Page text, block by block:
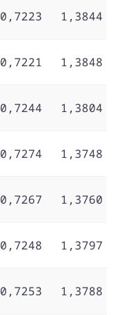
0,7223 1,3844
0,7221 1,3848
0,7244 1,3804
0,7274 1,3748
0,7267 1,3760
0,7248 1,3797
0,7253 1,3788